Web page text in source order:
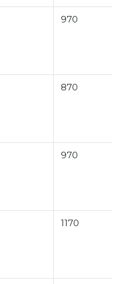
970
870
970
1170